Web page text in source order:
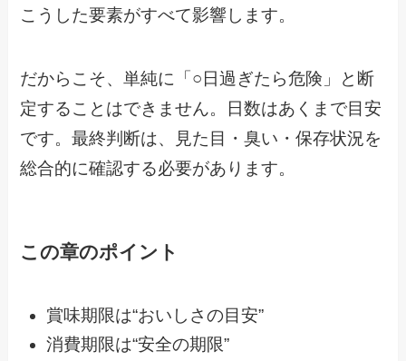
こうした要素がすべて影響します。
だからこそ、単純に「○日過ぎたら危険」と断
定することはできません。日数はあくまで目安
です。最終判断は、見た目・臭い・保存状況を
総合的に確認する必要があります。
この章のポイント
賞味期限は“おいしさの目安”
消費期限は“安全の期限”